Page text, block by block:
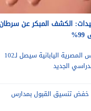
الكشف المبكر عن
وزير التعليم: عدد المدارس المصرية اليابانية سيصل لـ102
الجديد
خفض تنسيق القبول بمدارس